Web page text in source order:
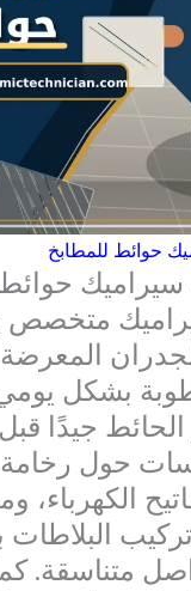
حوائط للمطابخ
سيراميك
متخصص
بشكل
الحائط جيدًا
حول رخامة
الكهرباء،
متناسقة.